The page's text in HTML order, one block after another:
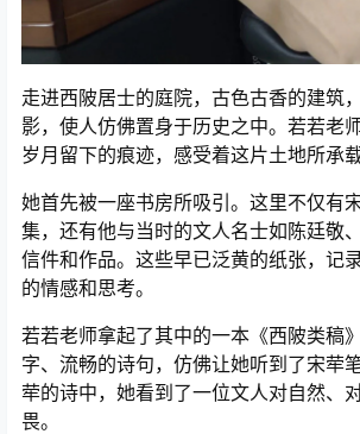
走进西陂居士的庭院，古色古香的建筑
影，使人仿佛置身于历史之中。若若老
岁月留下的痕迹，感受着这片土地所承
她首先被一座书房所吸引。这里不仅有
集，还有他与当时的文人名士如陈廷敬
信件和作品。这些早已泛黄的纸张，记
的情感和思考。
若若老师拿起了其中的一本《西陂类稿
字、流畅的诗句，仿佛让她听到了宋荦
荦的诗中，她看到了一位文人对自然、
畏。